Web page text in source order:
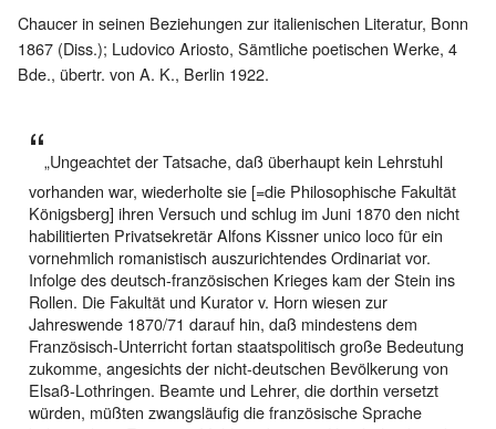
Chaucer in seinen Beziehungen zur italienischen Literatur, Bonn
1867 (Diss.); Ludovico Ariosto, Sämtliche poetischen Werke, 4
Bde., übertr. von A. K., Berlin 1922.
„Ungeachtet der Tatsache, daß überhaupt kein Lehrstuhl
vorhanden war, wiederholte sie [=die Philosophische Fakultät
Königsberg] ihren Versuch und schlug im Juni 1870 den nicht
habilitierten Privatsekretär Alfons Kissner unico loco für ein
vornehmlich romanistisch auszurichtendes Ordinariat vor.
Infolge des deutsch-französischen Krieges kam der Stein ins
Rollen. Die Fakultät und Kurator v. Horn wiesen zur
Jahreswende 1870/71 darauf hin, daß mindestens dem
Französisch-Unterricht fortan staatspolitisch große Bedeutung
zukomme, angesichts der nicht-deutschen Bevölkerung von
Elsaß-Lothringen. Beamte und Lehrer, die dorthin versetzt
würden, müßten zwangsläufig die französische Sprache